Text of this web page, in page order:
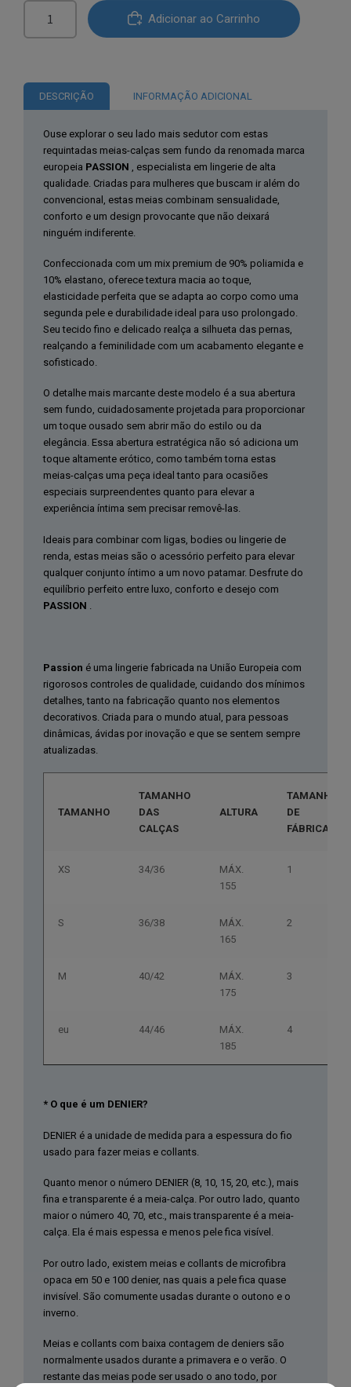
038
Meia
Calça
Preta
Tamanho
Único
Adicionar ao Carrinho
DESCRIÇÃO INFORMAÇÃO ADICIONAL
Ouse explorar o seu lado mais sedutor com estas
requintadas meias-calças sem fundo da renomada marca
europeia PASSION , especialista em lingerie de alta
qualidade. Criadas para mulheres que buscam ir além do
convencional, estas meias combinam sensualidade,
conforto e um design provocante que não deixará
ninguém indiferente.
Confeccionada com um mix premium de 90% poliamida e
10% elastano, oferece textura macia ao toque,
elasticidade perfeita que se adapta ao corpo como uma
segunda pele e durabilidade ideal para uso prolongado.
Seu tecido fino e delicado realça a silhueta das pernas,
realçando a feminilidade com um acabamento elegante e
sofisticado.
O detalhe mais marcante deste modelo é a sua abertura
sem fundo, cuidadosamente projetada para proporcionar
um toque ousado sem abrir mão do estilo ou da
elegância. Essa abertura estratégica não só adiciona um
toque altamente erótico, como também torna estas
meias-calças uma peça ideal tanto para ocasiões
especiais surpreendentes quanto para elevar a
experiência íntima sem precisar removê-las.
Ideais para combinar com ligas, bodies ou lingerie de
renda, estas meias são o acessório perfeito para elevar
qualquer conjunto íntimo a um novo patamar. Desfrute do
equilíbrio perfeito entre luxo, conforto e desejo com
PASSION
Passion é uma lingerie fabricada na União Europeia com
rigorosos controles de qualidade, cuidando dos mínimos
detalhes, tanto na fabricação quanto nos elementos
decorativos. Criada para o mundo atual, para pessoas
dinâmicas, ávidas por inovação e que se sentem sempre
atualizadas.
TAMANHO
TAMANHO
DAS
CALÇAS
ALTURA
TAMANHO
DE
FÁBRICA
XS 34/36
MÁX.
155
1
S 36/38
MÁX.
165
2
M 40/42
MÁX.
175
3
eu 44/46
MÁX.
185
4
* O que é um DENIER?
DENIER é a unidade de medida para a espessura do fio
usado para fazer meias e collants.
Quanto menor o número DENIER (8, 10, 15, 20, etc.), mais
fina e transparente é a meia-calça. Por outro lado, quanto
maior o número 40, 70, etc., mais transparente é a meia-
calça. Ela é mais espessa e menos pele fica visível.
Por outro lado, existem meias e collants de microfibra
opaca em 50 e 100 denier, nas quais a pele fica quase
invisível. São comumente usadas durante o outono e o
inverno.
Meias e collants com baixa contagem de deniers são
normalmente usados durante a primavera e o verão. O
restante das meias pode ser usado o ano todo, por